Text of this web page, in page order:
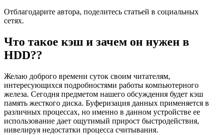
Отблагодарите автора, поделитесь статьей в социальных
сетях.
Что такое кэш и зачем он нужен в
HDD??
Желаю доброго времени суток своим читателям,
интересующихся подробностями работы компьютерного
железа. Сегодня предметом нашего обсуждения будет кэш
память жесткого диска. Буферизация данных применяется в
различных процессах, но именно в данном устройстве ее
использование дает ощутимый прирост быстродействия,
нивелируя недостатки процесса считывания.